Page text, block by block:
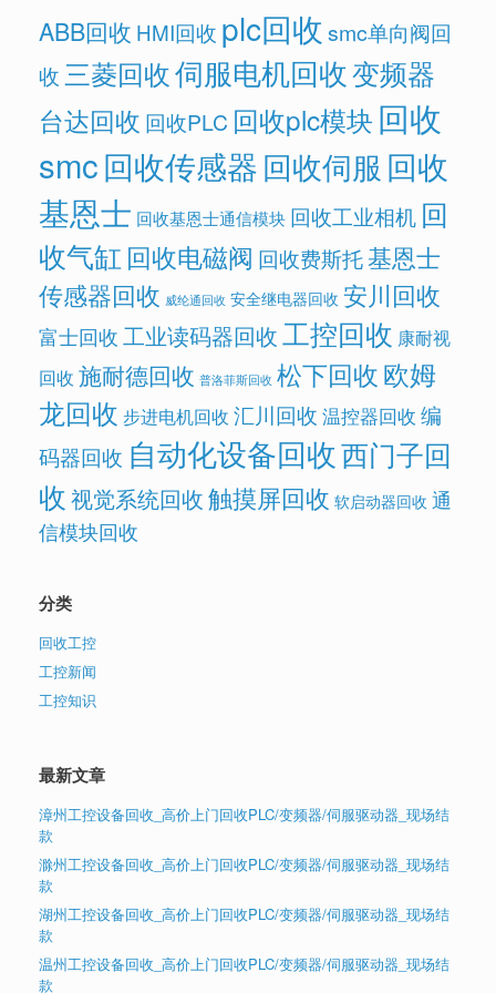
ABB回收 HMI回收 plc回收 smc单向阀回
收三菱回收伺服电机回收变频器
台达回收 回收PLC 回收plc模块 回收
smc回收传感器回收伺服 回收
基恩士 回收基恩士通信模块 回收工业相机 回
收气缸 回收电磁阀 回收费斯托基恩士
传感器回收 威纶通回收 安全继电器回收 安川回收
富士回收工业读码器回收工控回收 康耐视
回收 施耐德回收 普洛菲斯回收 松下回收欧姆
龙回收 步进电机回收 汇川回收 温控器回收 编
码器回收 自动化设备回收西门子回
收视觉系统回收触摸屏回收 软启动器回收 通
信模块回收
分类
回收工控
工控新闻
工控知识
最新文章
漳州工控设备回收_高价上门回收PLC/变频器/伺服驱动器_现场结
款
滁州工控设备回收_高价上门回收PLC/变频器/伺服驱动器_现场结
款
湖州工控设备回收_高价上门回收PLC/变频器/伺服驱动器_现场结
款
温州工控设备回收_高价上门回收PLC/变频器/伺服驱动器_现场结
款